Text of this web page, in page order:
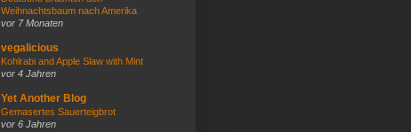
Weihnachtsbaum nach Amerika
vor 7 Monaten
vegalicious
Kohlrabi and Apple Slaw with Mint
vor 4 Jahren
Yet Another Blog
Gemasertes Sauerteigbrot
vor 6 Jahren